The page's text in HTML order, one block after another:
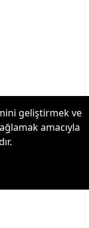
geliştirmek ve
amacıyla